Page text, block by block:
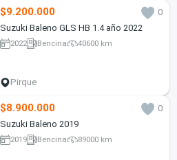
$9.200.000
0
Suzuki Baleno GLS HB 1.4 año 2022
2022 Bencina 40600 km
Pirque
$8.900.000
0
Suzuki Baleno 2019
2019 Bencina 89000 km